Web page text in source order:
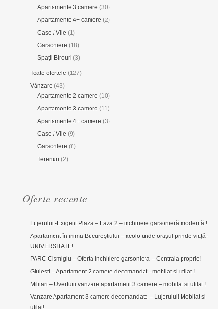
Apartamente 3 camere (30)
Apartamente 4+ camere (2)
Case / Vile (1)
Garsoniere (18)
Spaţii Birouri (3)
Toate ofertele (127)
Vânzare (43)
Apartamente 2 camere (10)
Apartamente 3 camere (11)
Apartamente 4+ camere (3)
Case / Vile (9)
Garsoniere (8)
Terenuri (2)
Oferte recente
Lujerului -Exigent Plaza – Faza 2 – inchiriere garsonieră modernă !
Apartament în inima Bucureștiului – acolo unde orașul prinde viață-
UNIVERSITATE!
PARC Cismigiu – Oferta inchiriere garsoniera – Centrala proprie!
Giulesti – Apartament 2 camere decomandat –mobilat si utilat !
Militari – Uverturii vanzare apartament 3 camere – mobilat si utilat !
Vanzare Apartament 3 camere decomandate – Lujerului! Mobilat si
utilat!